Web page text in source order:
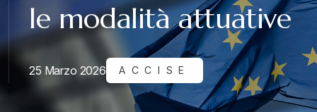
le modalità attuative
25 Marzo 2026 ACCISE